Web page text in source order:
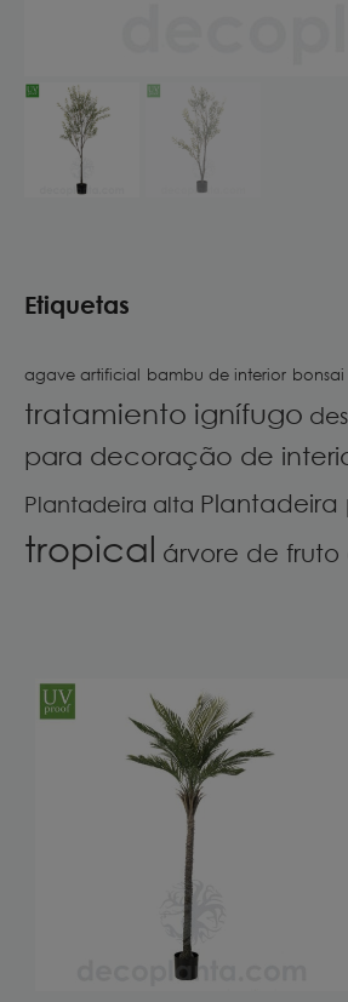
Etiquetas
agave artificial bambu de interior
tratamiento ignífugo
para decoração de
Plantadeira alta Plantadeira
tropical árvore de fruto